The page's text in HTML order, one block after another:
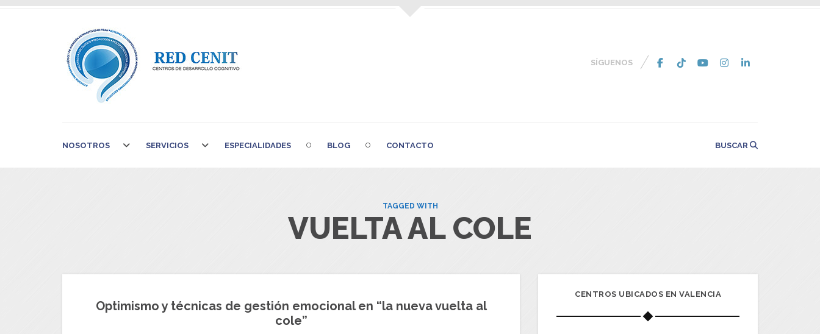
SÍGUENOS
NOSOTROS SERVICIOS ESPECIALIDADES BLOG CONTACTO BUSCAR
TAGGED WITH
VUELTA AL COLE
Optimismo y técnicas de gestión emocional en “la nueva vuelta al
cole”
CENTROS UBICADOS EN VALENCIA